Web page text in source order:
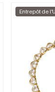
Entrepôt de